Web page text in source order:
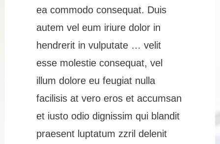
ea commodo consequat. Duis
autem vel eum iriure dolor in
hendrerit in vulputate … velit
esse molestie consequat, vel
illum dolore eu feugiat nulla
facilisis at vero eros et accumsan
et iusto odio dignissim qui blandit
praesent luptatum zzril delenit